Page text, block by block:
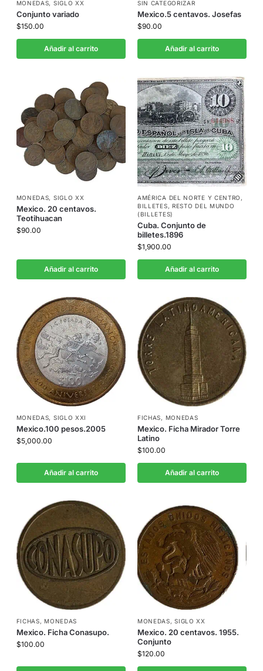
MONEDAS, SIGLO XX
Conjunto variado
$150.00
Añadir al carrito
SIN CATEGORIZAR
Mexico.5 centavos. Josefas
$90.00
Añadir al carrito
MONEDAS, SIGLO XX
Mexico. 20 centavos.
Teotihuacan
$90.00
Añadir al carrito
AMÉRICA DEL NORTE Y CENTRO ,
BILLETES, RESTO DEL MUNDO
(BILLETES)
Cuba. Conjunto de
billetes.1896
$1,900.00
Añadir al carrito
MONEDAS, SIGLO XXI
Mexico.100 pesos.2005
$5,000.00
Añadir al carrito
FICHAS, MONEDAS
Mexico. Ficha Mirador Torre
Latino
$100.00
Añadir al carrito
FICHAS, MONEDAS
Mexico. Ficha Conasupo.
$100.00
MONEDAS,SIGLO XX
Mexico. 20 centavos. 1955.
Conjunto
$120.00